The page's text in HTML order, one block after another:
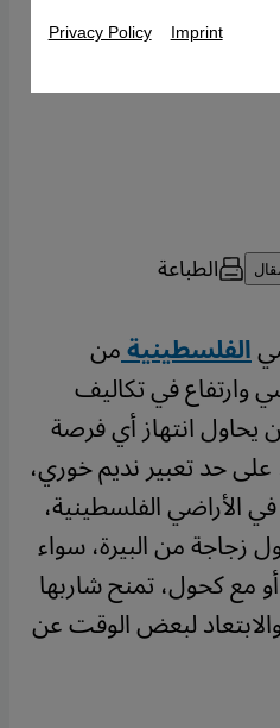
مُؤسس مصنع
قبل 25 عاما.
الطباعة
الفلسطينيةمن
وارتفاع في تكاليف
يحاول انتهاز أي فرصة
حد تعبير نديم خوري،
الفلسطينية،
من البيرة، سواء
مع كحول، تمنح شاربها
لبعض الوقت عن
Privacy Policy Imprint